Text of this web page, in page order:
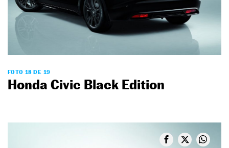
FOTO 18 DE 19
Honda Civic Black Edition